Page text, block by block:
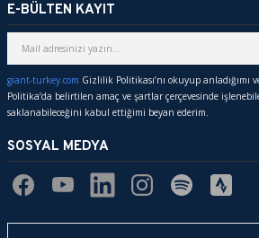
E-BÜLTEN KAYIT
giant-turkey.com Gizlilik Politikası’nı okuyup
Politika’da belirtilen amaç ve şartlar çerçevesinde
saklanabileceğini kabul ettiğimi beyan ederim.
SOSYAL MEDYA